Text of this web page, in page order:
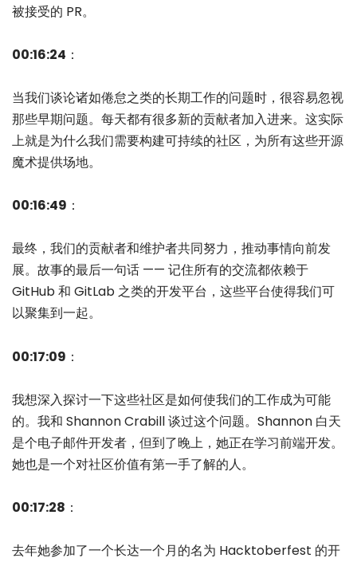
被接受的 PR。
00:16:24 ：
当我们谈论诸如倦怠之类的长期工作的问题时，很容易忽视
那些早期问题。每天都有很多新的贡献者加入进来。这实际
上就是为什么我们需要构建可持续的社区，为所有这些开源
魔术提供场地。
00:16:49 ：
最终，我们的贡献者和维护者共同努力，推动事情向前发
展。故事的最后一句话 —— 记住所有的交流都依赖于
GitHub 和 GitLab 之类的开发平台，这些平台使得我们可
以聚集到一起。
00:17:09 ：
我想深入探讨一下这些社区是如何使我们的工作成为可能
的。我和 Shannon Crabill 谈过这个问题。Shannon 白天
是个电子邮件开发者，但到了晚上，她正在学习前端开发。
她也是一个对社区价值有第一手了解的人。
00:17:28 ：
去年她参加了一个长达一个月的名为 Hacktoberfest 的开